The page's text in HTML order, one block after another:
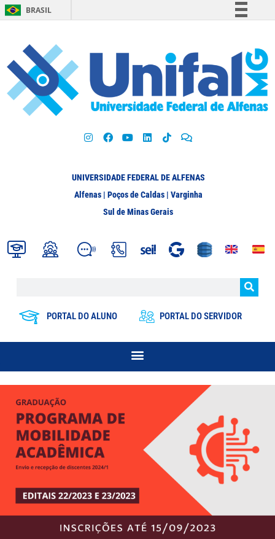
BRASIL
Participe
Acesso à informação
Legislação
UNIVERSIDADE FEDERAL DE ALFENAS
Alfenas | Poços de Caldas | Varginha
Sul de Minas Gerais
PORTAL DO ALUNO PORTAL DO SERVIDOR